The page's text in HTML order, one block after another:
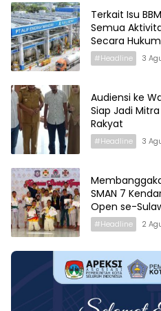
Terkait Isu
Semua
Secara Hukum
#Headline 3
Audiensi ke
Siap Jadi
Rakyat
#Headline 3
SMAN 7
Open se-
#Headline 2